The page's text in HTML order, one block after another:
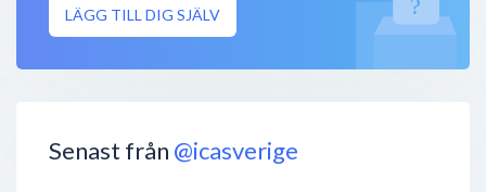
LÄGG TILL DIG SJÄLV
Senast från @icasverige